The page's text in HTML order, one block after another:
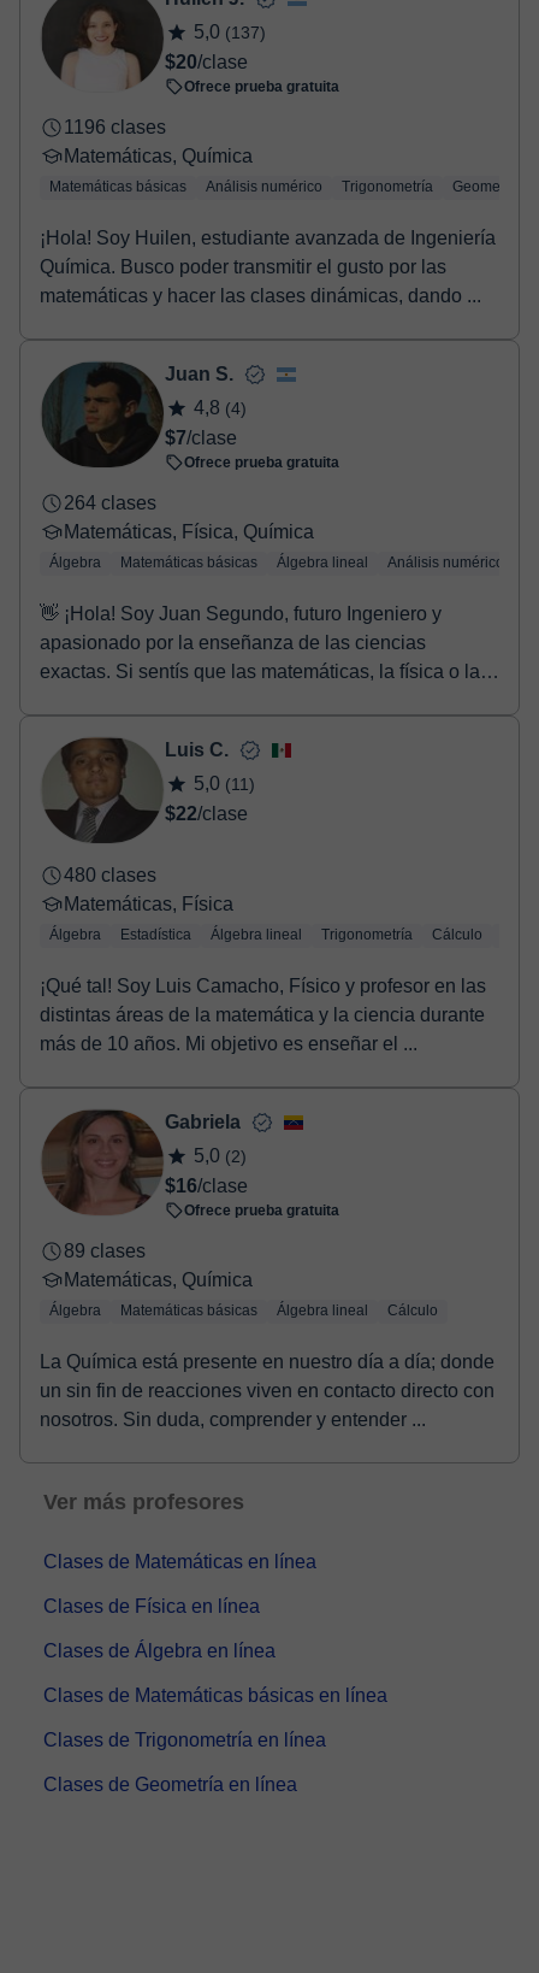
Una vez realices el pago de la clase, recibirás un e-mail de
confirmación de la reserva.
5,0 (137)
$20/clase
Ofrece prueba gratuita
1196 clases
Matemáticas, Química
Matemáticas básicas Análisis numérico Trigonometría Geometría
¡Hola! Soy Huilen, estudiante avanzada de Ingeniería
Química. Busco poder transmitir el gusto por las
matemáticas y hacer las clases dinámicas, dando ...
Juan S.
4,8 (4)
$7/clase
Ofrece prueba gratuita
264 clases
Matemáticas, Física, Química
Álgebra Matemáticas básicas Álgebra lineal Análisis numérico
👋 ¡Hola! Soy Juan Segundo, futuro Ingeniero y
apasionado por la enseñanza de las ciencias
exactas. Si sentís que las matemáticas, la física o la
Luis C.
5,0 (11)
$22/clase
480 clases
Matemáticas, Física
Álgebra Estadística Álgebra lineal Trigonometría Cálculo
¡Qué tal! Soy Luis Camacho, Físico y profesor en las
distintas áreas de la matemática y la ciencia durante
más de 10 años. Mi objetivo es enseñar el ...
Gabriela
5,0 (2)
$16/clase
Ofrece prueba gratuita
89 clases
Matemáticas, Química
Álgebra Matemáticas básicas Álgebra lineal Cálculo
La Química está presente en nuestro día a día; donde
un sin fin de reacciones viven en contacto directo con
nosotros. Sin duda, comprender y entender ...
Ver más profesores
Clases de Matemáticas en línea
Clases de Física en línea
Clases de Álgebra en línea
Clases de Matemáticas básicas en línea
Clases de Trigonometría en línea
Clases de Geometría en línea